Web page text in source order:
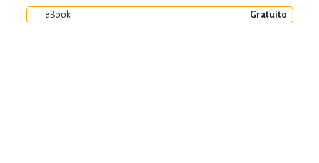
eBook Gratuito